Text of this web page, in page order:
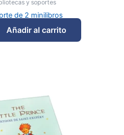
y soportes
de 2 minilibros
Añadir al carrito